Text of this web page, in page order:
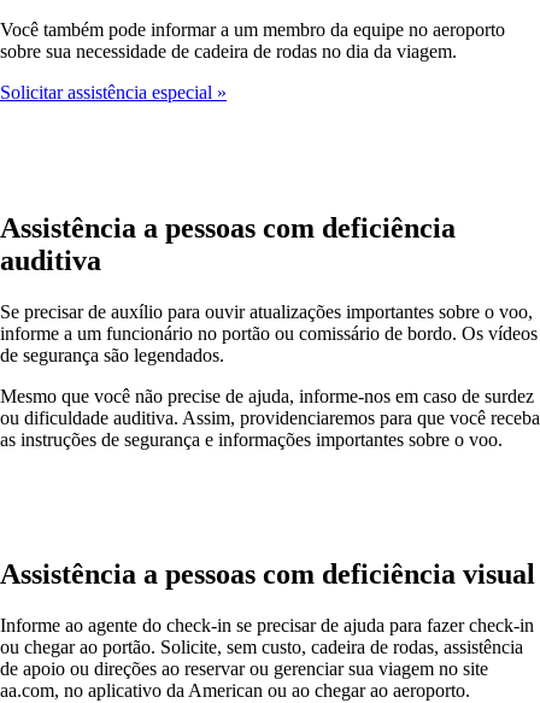
Você também pode informar a um membro da equipe no aeroporto
sobre sua necessidade de cadeira de rodas no dia da viagem.
Solicitar assistência especial
Assistência a pessoas com deficiência
auditiva
Se precisar de auxílio para ouvir atualizações importantes sobre o voo,
informe a um funcionário no portão ou comissário de bordo. Os vídeos
de segurança são legendados.
Mesmo que você não precise de ajuda, informe-nos em caso de surdez
ou dificuldade auditiva. Assim, providenciaremos para que você receba
as instruções de segurança e informações importantes sobre o voo.
Assistência a pessoas com deficiência visual
Informe ao agente do check-in se precisar de ajuda para fazer check-in
ou chegar ao portão. Solicite, sem custo, cadeira de rodas, assistência
de apoio ou direções ao reservar ou gerenciar sua viagem no site
aa.com, no aplicativo da American ou ao chegar ao aeroporto.